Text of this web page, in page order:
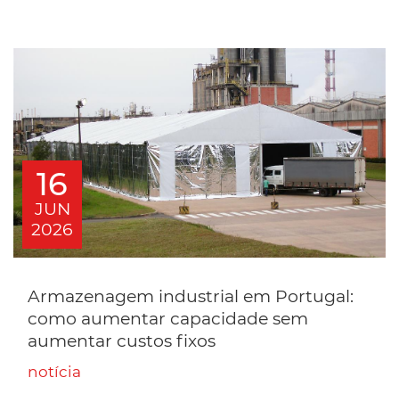
16
JUN
2026
Armazenagem industrial em Portugal:
como aumentar capacidade sem
aumentar custos fixos
notícia